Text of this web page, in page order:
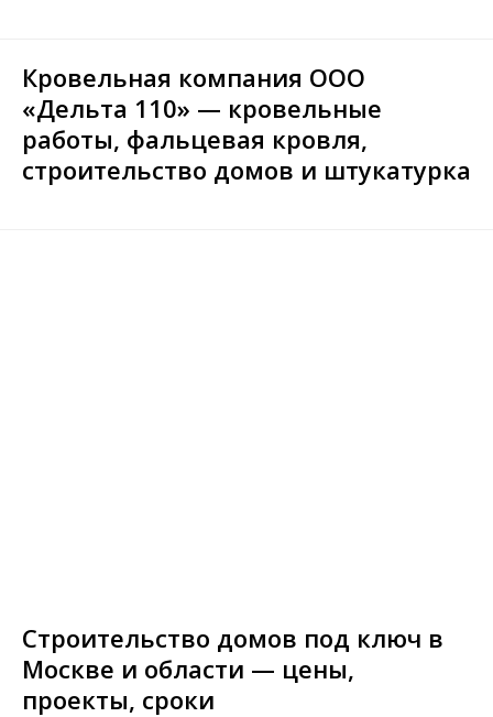
Кровельная компания ООО
«Дельта 110» — кровельные
работы, фальцевая кровля,
строительство домов и штукатурка
Строительство домов под ключ в
Москве и области — цены,
проекты, сроки